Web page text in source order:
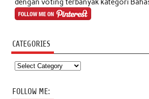
dengan voting terbanyak kategori
CATEGORIES
Categories
FOLLOW ME: